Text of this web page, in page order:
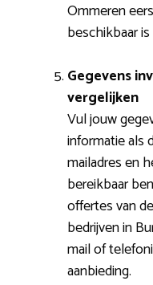
Ommeren
beschikbaar
Gegevens
vergelijken
Vul jouw
informatie als
mailadres en
bereikbaar
offertes van
bedrijven in
mail of
aanbieding.